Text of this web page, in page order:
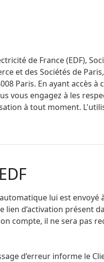
de France (EDF),
et des Sociétés de
Paris. En ayant accès à
vous engagez à les
à tout moment.
lui est envoyé
d’activation présent
compte, il ne sera pas
d’erreur informe le